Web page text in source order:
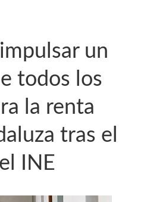
un
todos los
la renta
tras el
INE